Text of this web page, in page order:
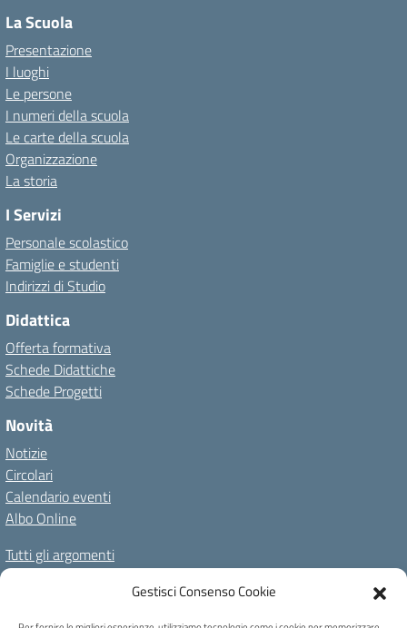
Gestisci Consenso Cookie
La Scuola
Presentazione
I luoghi
Le persone
I numeri della scuola
Le carte della scuola
Organizzazione
La storia
I Servizi
Personale scolastico
Famiglie e studenti
Indirizzi di Studio
Didattica
Offerta formativa
Schede Didattiche
Schede Progetti
Novità
Notizie
Circolari
Calendario eventi
Albo Online
Tutti gli argomenti
Il nostro territorio